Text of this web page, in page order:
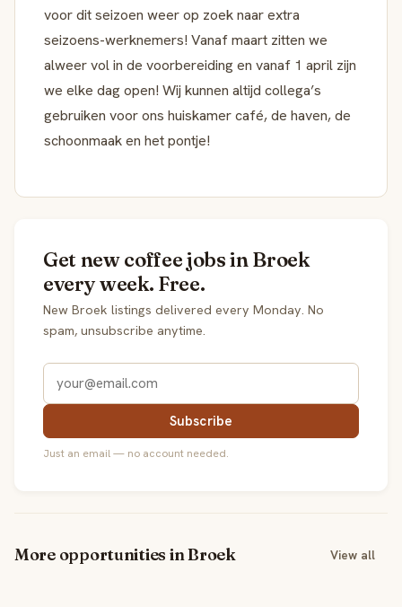
voor dit seizoen weer op zoek naar extra
seizoens-werknemers! Vanaf maart zitten we
alweer vol in de voorbereiding en vanaf 1 april zijn
we elke dag open! Wij kunnen altijd collega’s
gebruiken voor ons huiskamer café, de haven, de
schoonmaak en het pontje!
Get new coffee jobs in Broek
every week. Free.
New Broek listings delivered every Monday. No
spam, unsubscribe anytime.
Subscribe
Just an email — no account needed.
More opportunities in Broek View all